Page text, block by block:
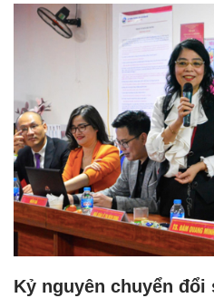
Kỷ nguyên chuyển